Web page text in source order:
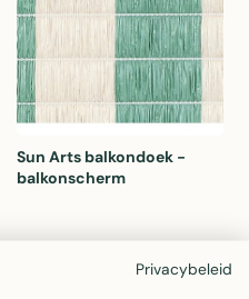
Sun Arts balkondoek -
balkonscherm
Privacybeleid